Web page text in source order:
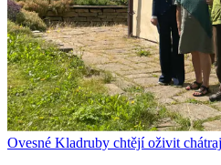
Ovesné Kladruby chtějí oživit